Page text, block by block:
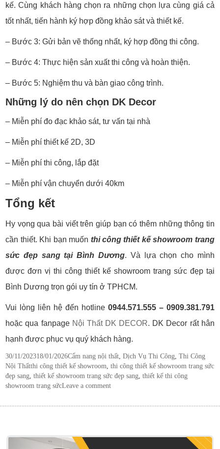
kế. Cùng khách hàng chọn ra những chọn lựa cùng giá cả
tốt nhất, tiến hành ký hợp đồng khảo sát và thiết kế.
– Bước 3: Gửi bản vẽ thống nhất, ký hợp đồng thi công.
– Bước 4: Thực hiện sản xuất thi công và hoàn thiện.
– Bước 5: Nghiệm thu và bàn giao công trình.
Những lý do nên chọn DK Decor
– Miễn phí đo đạc khảo sát, tư vấn tại nhà
– Miễn phí thiết kế 2D, 3D
– Miễn phí thi công, lắp đặt
– Miễn phí vận chuyển dưới 40km
Tổng kết
Hy vọng qua bài viết trên giúp bạn có thêm những thông tin
cần thiết. Khi bạn muốn thi công thiết kế showroom trang
sức đẹp sang tại Bình Dương. Và lựa chọn cho mình
được đơn vị thi công thiết kế showroom trang sức đẹp tại
Bình Dương trọn gói uy tín ở TPHCM.
Vui lòng liên hệ đến hotline 0944.571.555 – 0909.381.791
hoặc qua fanpageNội Thất DK DECOR. DK Decor rất hân
hạnh được phục vụ quý khách hàng.
Posted
on
30/11/202318/01/2026Categories
Cẩm nang nội thất ,Dịch Vụ Thi Công ,Thi Công
Nội ThấtTags
thi công thiết kế showroom ,thi công thiết kế showroom trang sức
đẹp sang ,thiết kế showroom trang sức đẹp sang ,thiết kế thi công
showroom trang sứcLeave a comment